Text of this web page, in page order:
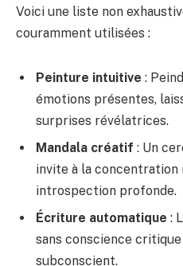
Voici une liste non
couramment utilisées :
Peinture intuitive :
émotions présentes,
surprises révélatrices.
Mandala créatif : Un
invite à la concentration
introspection profonde.
Écriture automatique :
sans conscience
subconscient.